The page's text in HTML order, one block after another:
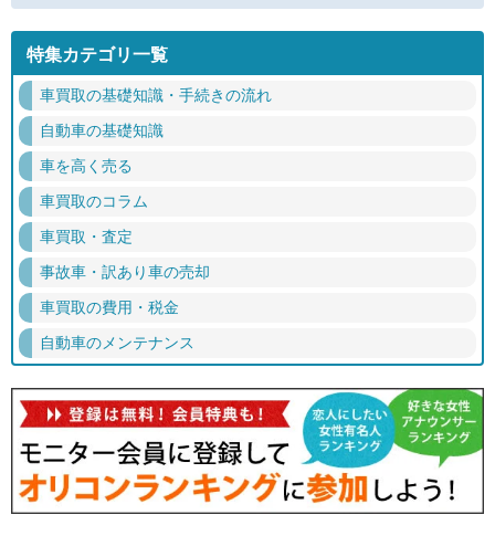
特集カテゴリ一覧
車買取の基礎知識・手続きの流れ
自動車の基礎知識
車を高く売る
車買取のコラム
車買取・査定
事故車・訳あり車の売却
車買取の費用・税金
自動車のメンテナンス